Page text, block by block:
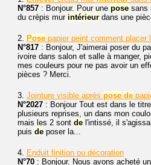
N°857 : Bonjour. Pour une pose sans
du crépis mur intérieur dans une
2. Pose papier peint comment placer
N°817 : Bonjour, J'aimerai poser du
ivoire dans salon et salle à manger,
mes couleurs pour ne pas avoir un
pièces ? Merci.
3. Jointure visible après pose de
N°2027 : Bonjour Tout est dans le
plusieurs reprises, un dans mon
mais les 2 sont de l'intissé, il
puis de poser la...
4. Enduit finition ou décoration
N°70 : Bonjour. Nous avons acheté